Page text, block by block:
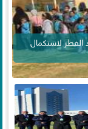
الفطر لاستكمال